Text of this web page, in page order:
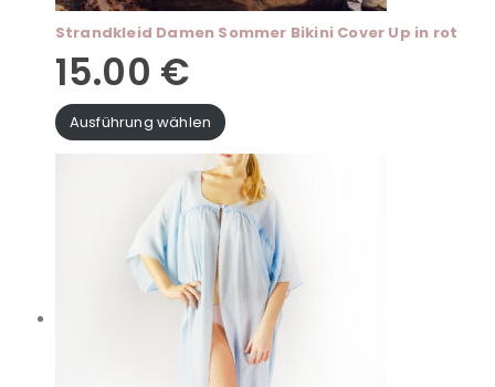
Strandkleid Damen Sommer Bikini Cover Up in rot
15.00 €
Ausführung wählen